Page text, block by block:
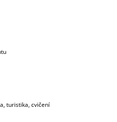
turistika, cvičení